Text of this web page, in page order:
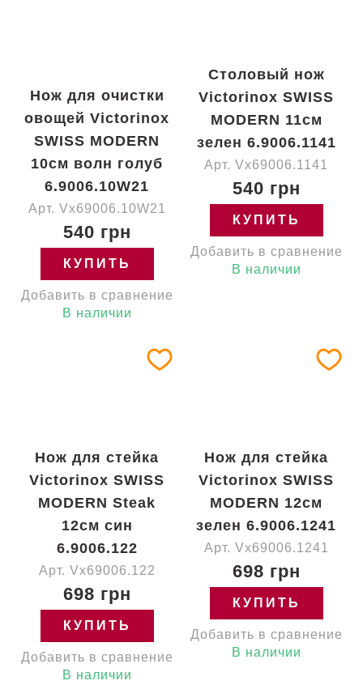
Нож для очистки
овощей Victorinox
SWISS MODERN
10см волн голуб
6.9006.10W21
Арт. Vx69006.10W21
540 грн
КУПИТЬ
Добавить в сравнение
В наличии
Столовый нож
Victorinox SWISS
MODERN 11см
зелен 6.9006.1141
Арт. Vx69006.1141
540 грн
КУПИТЬ
Добавить в сравнение
В наличии
Нож для стейка
Victorinox SWISS
MODERN Steak
12см син
6.9006.122
Арт. Vx69006.122
698 грн
КУПИТЬ
Добавить в сравнение
В наличии
Нож для стейка
Victorinox SWISS
MODERN 12см
зелен 6.9006.1241
Арт. Vx69006.1241
698 грн
КУПИТЬ
Добавить в сравнение
В наличии